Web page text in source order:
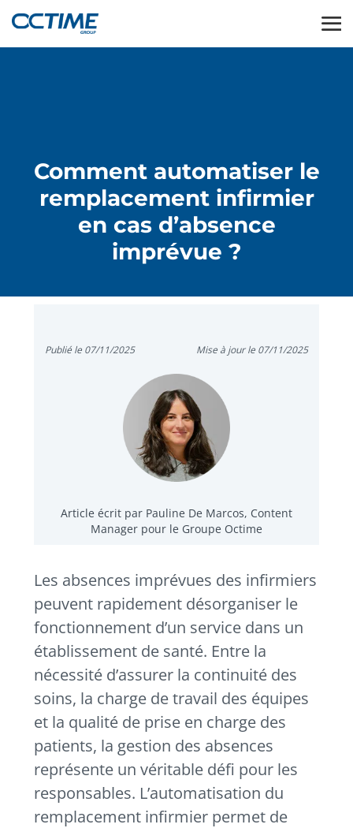
Comment automatiser le
remplacement infirmier
en cas d’absence
imprévue ?
Publié le 07/11/2025 Mise à jour le 07/11/2025
Article écrit par Pauline De Marcos, Content
Manager pour le Groupe Octime
Les absences imprévues des infirmiers
peuvent rapidement désorganiser le
fonctionnement d’un service dans un
établissement de santé. Entre la
nécessité d’assurer la continuité des
soins, la charge de travail des équipes
et la qualité de prise en charge des
patients, la gestion des absences
représente un véritable défi pour les
responsables. L’automatisation du
remplacement infirmier permet de